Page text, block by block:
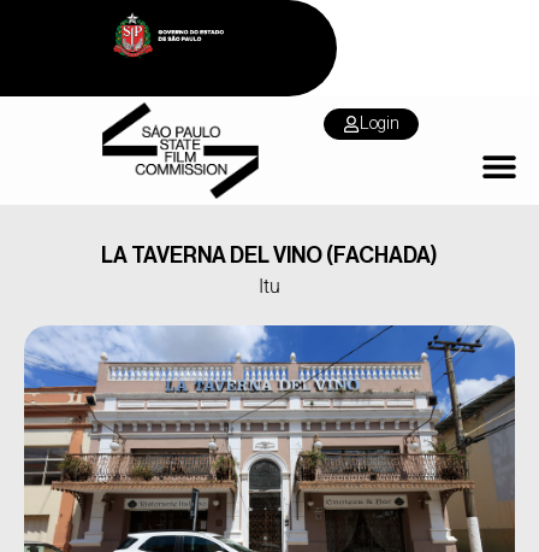
Login
LA TAVERNA DEL VINO (FACHADA)
Itu